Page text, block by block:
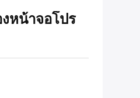
หน้าจอโปร